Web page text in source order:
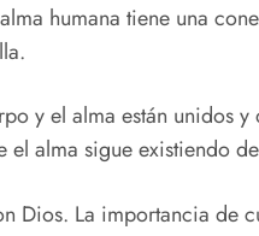
humana tiene una
y el alma están unidos y
alma sigue existiendo
Dios. La importancia de